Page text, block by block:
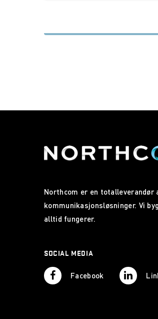
Northcom er en totalleverandør
kommunikasjonsløsninger. Vi
alltid fungerer.
SOCIAL MEDIA
Facebook